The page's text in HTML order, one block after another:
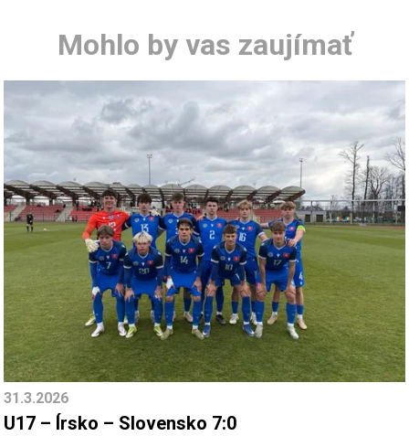
Mohlo by vas zaujímať
31.3.2026
U17 – Írsko – Slovensko 7:0